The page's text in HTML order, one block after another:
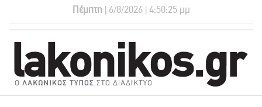
Πέμπτη | 6/8/2026 | 4:50:25 μμ